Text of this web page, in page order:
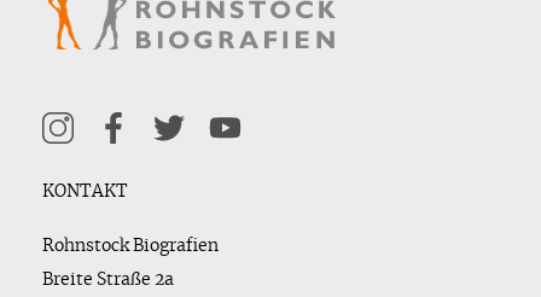
KONTAKT
Rohnstock Biografien
Breite Straße 2a